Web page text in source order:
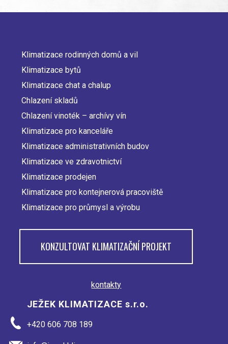
Main
navigation
Klimatizace rodinných domů a vil
Klimatizace bytů
Klimatizace chat a chalup
Chlazení skladů
Chlazení vinoték – archívy vín
Klimatizace pro kanceláře
Klimatizace administrativních budov
Klimatizace ve zdravotnictví
Klimatizace prodejen
Klimatizace pro kontejnerová pracoviště
Klimatizace pro průmysl a výrobu
KONZULTOVAT KLIMATIZAČNÍ PROJEKT
kontakty
JEŽEK KLIMATIZACE s.r.o.
+420 606 708 189